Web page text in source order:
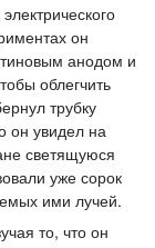
он
анодом и
облегчить
трубку
он увидел на
светящуюся
уже сорок
ими лучей.
то, что он